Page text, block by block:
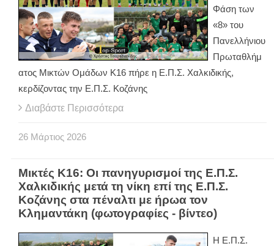
Φάση των
«8» του
Πανελλήνιου
Πρωταθλήμ
ατος Μικτών Ομάδων Κ16 πήρε η Ε.Π.Σ. Χαλκιδικής,
κερδίζοντας την Ε.Π.Σ. Κοζάνης
Διαβάστε Περισσότερα
26 Μάρτιος 2026
Μικτές Κ16: Οι πανηγυρισμοί της Ε.Π.Σ.
Χαλκιδικής μετά τη νίκη επί της Ε.Π.Σ.
Κοζάνης στα πέναλτι με ήρωα τον
Κλημαντάκη (φωτογραφίες - βίντεο)
Η Ε.Π.Σ.